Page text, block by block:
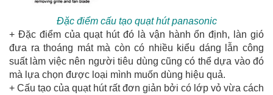
Đặc điểm cấu tạo quạt hút panasonic
+ Đặc điểm của quạt hút đó là vận hành ổn định, làn gió
đưa ra thoáng mát mà còn có nhiều kiểu dáng lẫn công
suất làm việc nên người tiêu dùng cũng có thể dựa vào đó
mà lựa chọn được loại mình muốn dùng hiệu quả.
+ Cấu tạo của quạt hút rất đơn giản bởi có lớp vỏ vừa cách